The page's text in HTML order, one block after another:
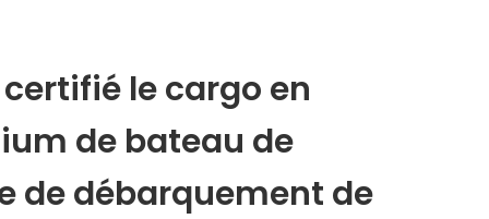
certifié le cargo en
de bateau de
de débarquement de